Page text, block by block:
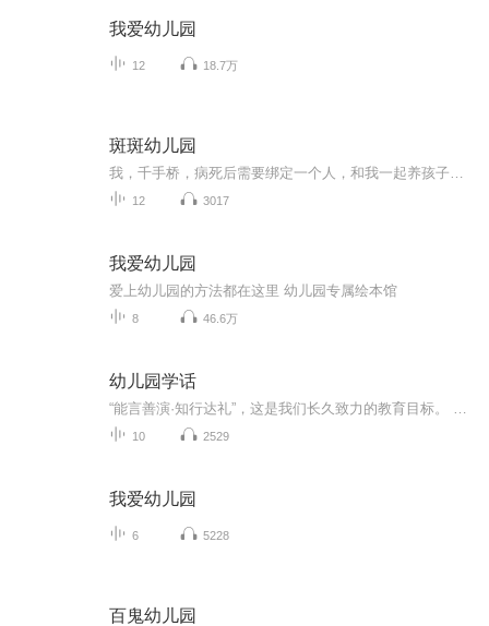
我爱幼儿园
12 18.7万
斑斑幼儿园
12 3017
我爱幼儿园
爱上幼儿园的方法都在这里 幼儿园专属绘本馆
8 46.6万
幼儿园学话
10 2529
我爱幼儿园
6 5228
百鬼幼儿园